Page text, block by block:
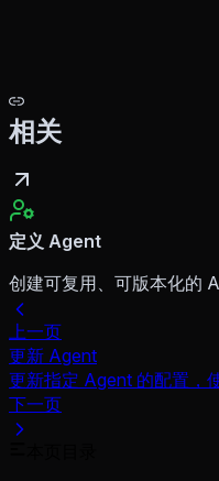
相关
定义 Agent
创建可复用、可版本化的
上一页
更新 Agent
更新指定 Agent 的配置，
下一页